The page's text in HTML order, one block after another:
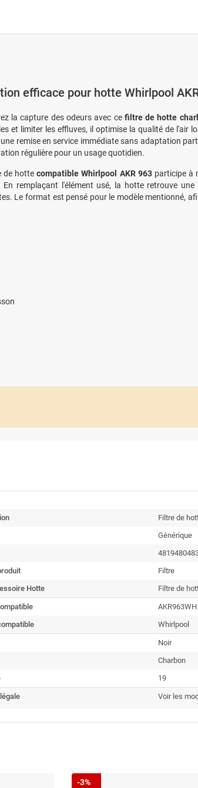
efficace pour hotte Whirlpool
la capture des odeurs avec ce filtre de hotte
et limiter les effluves, il optimise la qualité de l'air
remise en service immédiate sans adaptation
régulière pour un usage quotidien.
de hottecompatible Whirlpool AKR 963participe à
En remplaçant l'élément usé, la hotte retrouve une
Le format est pensé pour le modèle mentionné,
Filtre de
Générique
Filtre
Hotte
Filtre de
AKR963WH
Whirlpool
Noir
Charbon
19
Voir les
-3%